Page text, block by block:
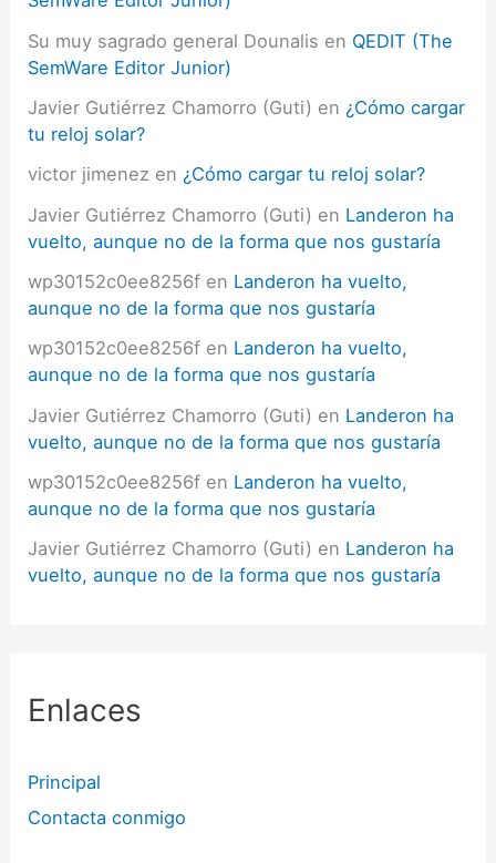
Su muy sagrado general Dounalis en QEDIT (The
SemWare Editor Junior)
Javier Gutiérrez Chamorro (Guti) en ¿Cómo cargar
tu reloj solar?
victor jimenez en ¿Cómo cargar tu reloj solar?
Javier Gutiérrez Chamorro (Guti) en Landeron ha
vuelto, aunque no de la forma que nos gustaría
wp30152c0ee8256f en Landeron ha vuelto,
aunque no de la forma que nos gustaría
wp30152c0ee8256f en Landeron ha vuelto,
aunque no de la forma que nos gustaría
Javier Gutiérrez Chamorro (Guti) en Landeron ha
vuelto, aunque no de la forma que nos gustaría
wp30152c0ee8256f en Landeron ha vuelto,
aunque no de la forma que nos gustaría
Javier Gutiérrez Chamorro (Guti) en Landeron ha
vuelto, aunque no de la forma que nos gustaría
Enlaces
Principal
Contacta conmigo